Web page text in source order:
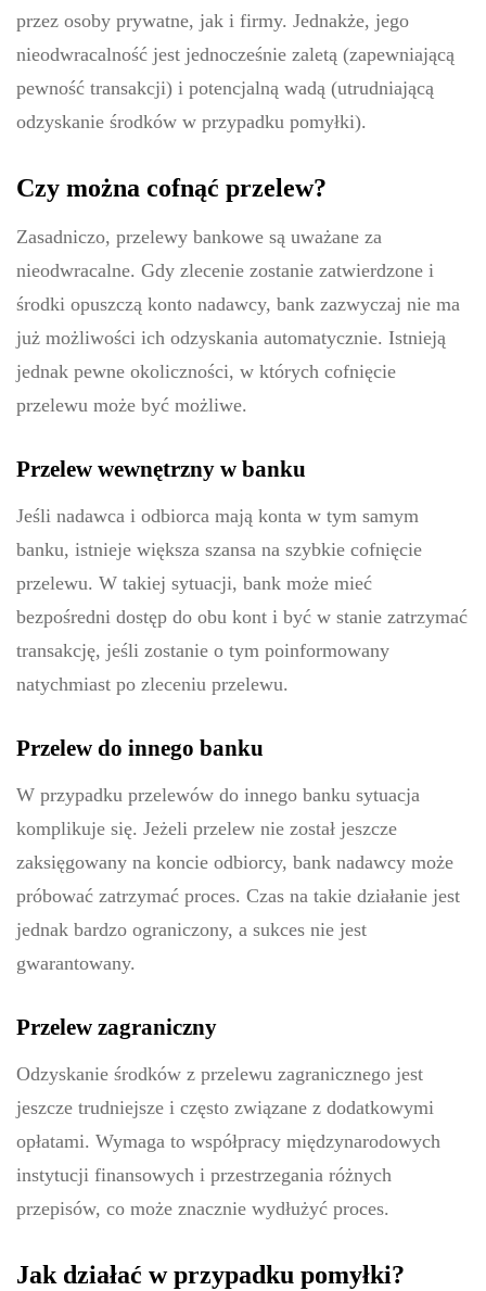
przez osoby prywatne, jak i firmy. Jednakże, jego
nieodwracalność jest jednocześnie zaletą (zapewniającą
pewność transakcji) i potencjalną wadą (utrudniającą
odzyskanie środków w przypadku pomyłki).
Czy można cofnąć przelew?
Zasadniczo, przelewy bankowe są uważane za
nieodwracalne. Gdy zlecenie zostanie zatwierdzone i
środki opuszczą konto nadawcy, bank zazwyczaj nie ma
już możliwości ich odzyskania automatycznie. Istnieją
jednak pewne okoliczności, w których cofnięcie
przelewu może być możliwe.
Przelew wewnętrzny w banku
Jeśli nadawca i odbiorca mają konta w tym samym
banku, istnieje większa szansa na szybkie cofnięcie
przelewu. W takiej sytuacji, bank może mieć
bezpośredni dostęp do obu kont i być w stanie zatrzymać
transakcję, jeśli zostanie o tym poinformowany
natychmiast po zleceniu przelewu.
Przelew do innego banku
W przypadku przelewów do innego banku sytuacja
komplikuje się. Jeżeli przelew nie został jeszcze
zaksięgowany na koncie odbiorcy, bank nadawcy może
próbować zatrzymać proces. Czas na takie działanie jest
jednak bardzo ograniczony, a sukces nie jest
gwarantowany.
Przelew zagraniczny
Odzyskanie środków z przelewu zagranicznego jest
jeszcze trudniejsze i często związane z dodatkowymi
opłatami. Wymaga to współpracy międzynarodowych
instytucji finansowych i przestrzegania różnych
przepisów, co może znacznie wydłużyć proces.
Jak działać w przypadku pomyłki?